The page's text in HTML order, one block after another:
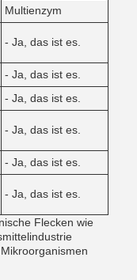
Multienzym
- Ja, das ist es.
- Ja, das ist es.
- Ja, das ist es.
- Ja, das ist es.
- Ja, das ist es.
- Ja, das ist es.
Flecken wie